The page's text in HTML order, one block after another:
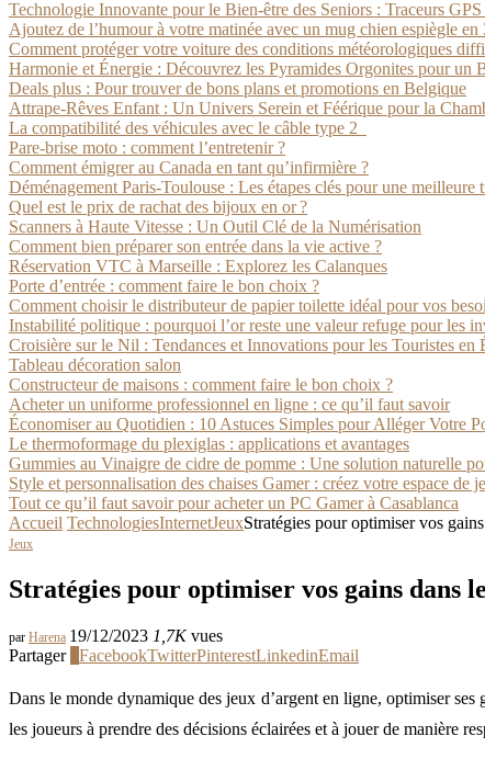
Technologie Innovante pour le Bien-être des Seniors : Traceurs
Ajoutez de l’humour à votre matinée avec un mug chien espiègle en
Comment protéger votre voiture des conditions météorologiques
Harmonie et Énergie : Découvrez les Pyramides Orgonites pour un
Deals plus : Pour trouver de bons plans et promotions en Belgique
Attrape-Rêves Enfant : Un Univers Serein et Féérique pour la
La compatibilité des véhicules avec le câble type 2
Pare-brise moto : comment l’entretenir ?
Comment émigrer au Canada en tant qu’infirmière ?
Déménagement Paris-Toulouse : Les étapes clés pour une meilleure
Quel est le prix de rachat des bijoux en or ?
Scanners à Haute Vitesse : Un Outil Clé de la Numérisation
Comment bien préparer son entrée dans la vie active ?
Réservation VTC à Marseille : Explorez les Calanques
Porte d’entrée : comment faire le bon choix ?
Comment choisir le distributeur de papier toilette idéal pour vos
Instabilité politique : pourquoi l’or reste une valeur refuge pour les
Croisière sur le Nil : Tendances et Innovations pour les Touristes en
Tableau décoration salon
Constructeur de maisons : comment faire le bon choix ?
Acheter un uniforme professionnel en ligne : ce qu’il faut savoir
Économiser au Quotidien : 10 Astuces Simples pour Alléger Votre
Le thermoformage du plexiglas : applications et avantages
Gummies au Vinaigre de cidre de pomme : Une solution naturelle
Style et personnalisation des chaises Gamer : créez votre espace de
Tout ce qu’il faut savoir pour acheter un PC Gamer à Casablanca
Accueil TechnologiesInternetJeuxStratégies pour optimiser vos
Jeux
Stratégies pour optimiser vos gains dans
par Harena 19/12/2023 1,7Kvues
Partager
FacebookTwitterPinterestLinkedinEmail
Dans le monde dynamique des jeux d’argent en ligne, optimiser
les joueurs à prendre des décisions éclairées et à jouer de manière